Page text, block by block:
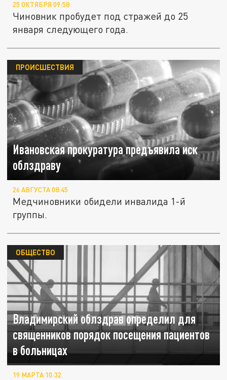
25 ОКТЯБРЯ 09:58
Чиновник пробудет под стражей до 25
января следующего года.
Ивановская прокуратура предъявила иск
облздраву
ПРОИСШЕСТВИЯ
26 АВГУСТА 08:45
Медчиновники обидели инвалида 1-й
группы.
Владимирский облздрав определил для
священников порядок посещения пациентов
в больницах
ОБЩЕСТВО
19 МАРТА 10:32